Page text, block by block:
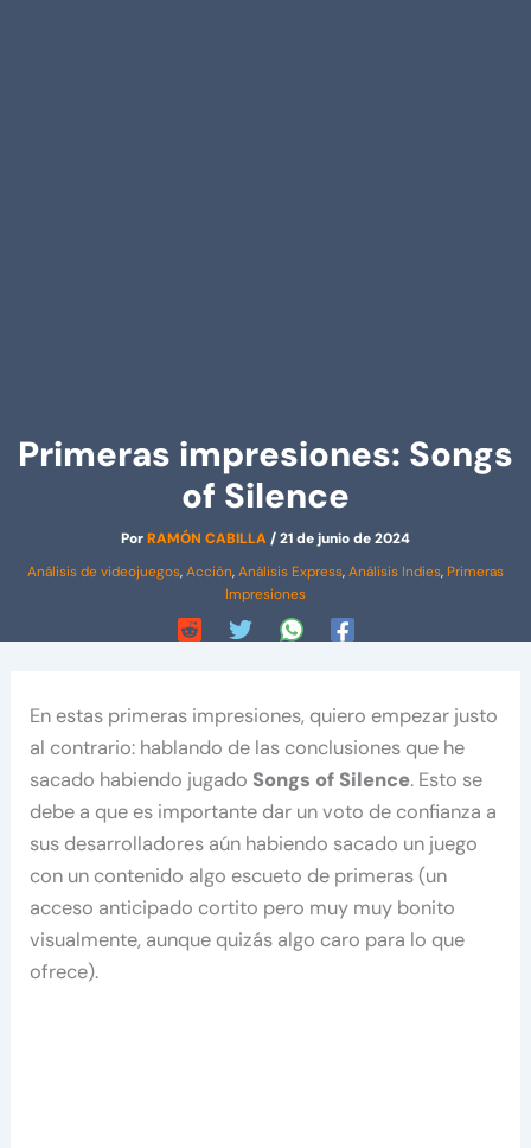
Primeras impresiones: Songs
of Silence
PorRAMÓN CABILLA/21 de junio de 2024
Análisis de videojuegos,Acción,Análisis Express,Análisis Indies, Primeras
Impresiones
En estas primeras impresiones, quiero empezar justo
al contrario: hablando de las conclusiones que he
sacado habiendo jugado Songs of Silence. Esto se
debe a que es importante dar un voto de confianza a
sus desarrolladores aún habiendo sacado un juego
con un contenido algo escueto de primeras (un
acceso anticipado cortito pero muy muy bonito
visualmente, aunque quizás algo caro para lo que
ofrece).